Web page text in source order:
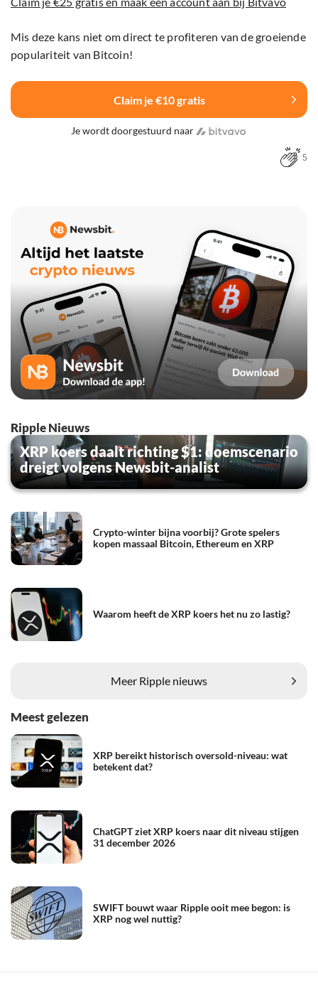
Mis deze kans niet om direct te profiteren van de groeiende
populariteit van Bitcoin!
Claim je €10 gratis
Je wordt doorgestuurd naar
5
Ripple Nieuws
XRP koers daalt richting $1: doemscenario
dreigt volgens Newsbit-analist
Crypto-winter bijna voorbij? Grote spelers
kopen massaal Bitcoin, Ethereum en XRP
Waarom heeft de XRP koers het nu zo lastig?
Meer Ripple nieuws
Meest gelezen
XRP bereikt historisch oversold-niveau: wat
betekent dat?
ChatGPT ziet XRP koers naar dit niveau stijgen
31 december 2026
SWIFT bouwt waar Ripple ooit mee begon: is
XRP nog wel nuttig?